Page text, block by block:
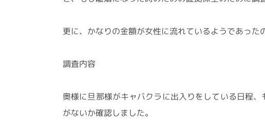
更に、かなりの金額が女性に流れているようであっ
調査内容
奥様に旦那様がキャバクラに出入りをしている日程
がないか確認しました。